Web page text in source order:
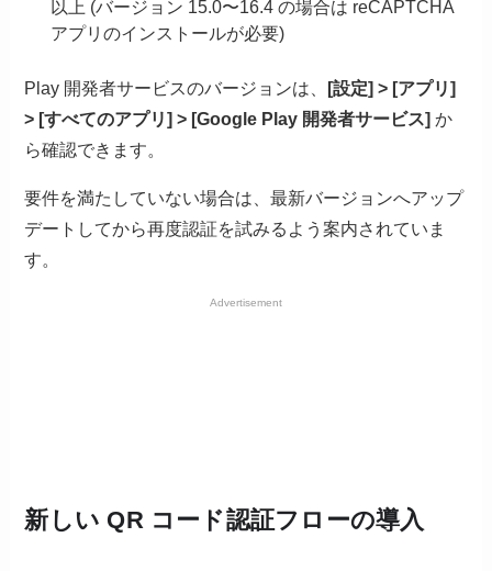
以上 (バージョン 15.0〜16.4 の場合は reCAPTCHA
アプリのインストールが必要)
Play 開発者サービスのバージョンは、
[設定] > [アプリ]
> [すべてのアプリ] > [Google Play 開発者サービス] か
ら確認できます。
要件を満たしていない場合は、最新バージョンへアップ
デートしてから再度認証を試みるよう案内されていま
す。
Advertisement
新しい QR コード認証フローの導入